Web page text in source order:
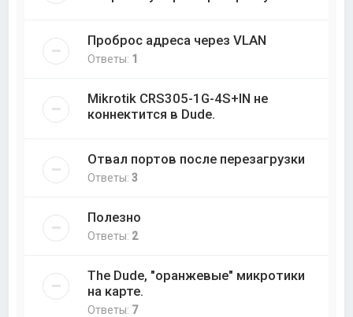
Проброс адреса через VLAN
Ответы: 1
Mikrotik CRS305-1G-4S+IN не
коннектится в Dude.
Отвал портов после перезагрузки
Ответы:3
Полезно
Ответы: 2
The Dude, "оранжевые" микротики
на карте.
Ответы: 7